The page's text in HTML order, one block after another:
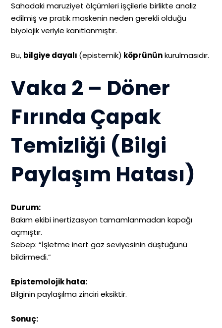
Sahadaki maruziyet ölçümleri işçilerle birlikte analiz
edilmiş ve pratik maskenin neden gerekli olduğu
biyolojik veriyle kanıtlanmıştır.
Bu, bilgiye dayalı (epistemik) köprününkurulmasıdır.
Vaka 2 – Döner
Fırında Çapak
Temizliği (Bilgi
Paylaşım Hatası)
Durum:
Bakım ekibi inertizasyon tamamlanmadan kapağı
açmıştır.
Sebep: “İşletme inert gaz seviyesinin düştüğünü
bildirmedi.”
Epistemolojik hata:
Bilginin paylaşılma zinciri eksiktir.
Sonuç: